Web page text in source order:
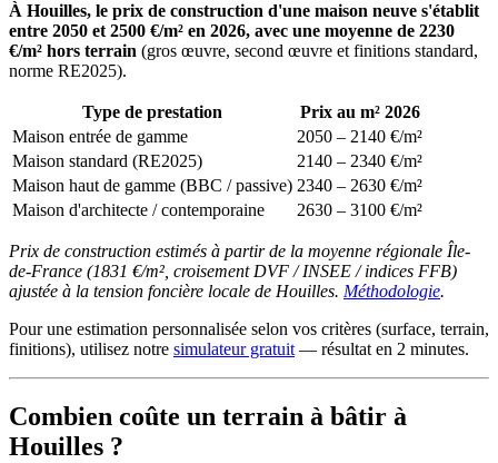
À Houilles, le prix de construction d'une maison neuve s'établit
entre 2050 et 2500 €/m² en 2026, avec une moyenne de 2230
€/m² hors terrain (gros œuvre, second œuvre et finitions standard,
norme RE2025).
Type de prestation
Prix au m² 2026
Maison entrée de gamme
2050 – 2140 €/m²
Maison standard (RE2025)
2140 – 2340 €/m²
Maison haut de gamme (BBC / passive) 2340 – 2630 €/m²
Maison d'architecte / contemporaine
2630 – 3100 €/m²
Prix de construction estimés à partir de la moyenne régionale Île-
de-France (1831 €/m², croisement DVF / INSEE / indices FFB)
ajustée à la tension foncière locale de Houilles. Méthodologie.
Pour une estimation personnalisée selon vos critères (surface, terrain,
finitions), utilisez notre simulateur gratuit— résultat en 2 minutes.
Combien coûte un terrain à bâtir à
Houilles ?